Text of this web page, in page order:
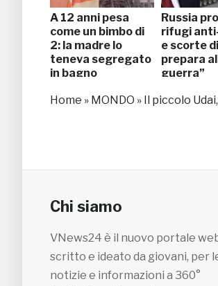
A 12 anni pesa
come un bimbo di
2: la madre lo
teneva segregato
in bagno
Russia
rifugi
e scorte
prepara
guerra”
Home » MONDO » Il piccolo
Chi siamo
VNews24 è il nuovo portale
scritto e ideato da giovani, per
notizie e informazioni a 360°